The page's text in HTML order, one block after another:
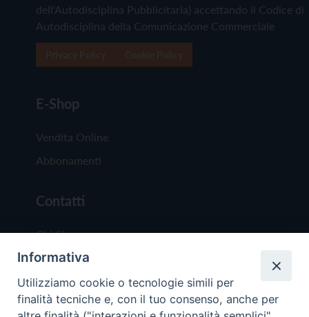
dell'Autodisciplina Pubblicitaria) accettando il Codice di
Autodisciplina della Comunicazione Commerciale
E-Shop
Vendita Online
Abbonamenti
Contatti
Chi Siamo
Redazione
Scrivici
Informativa
Utilizziamo cookie o tecnologie simili per
finalità tecniche e, con il tuo consenso, anche per